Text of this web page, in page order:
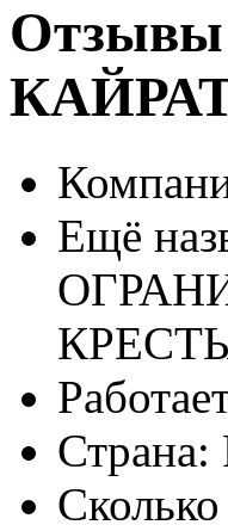
Ещё
Страна: